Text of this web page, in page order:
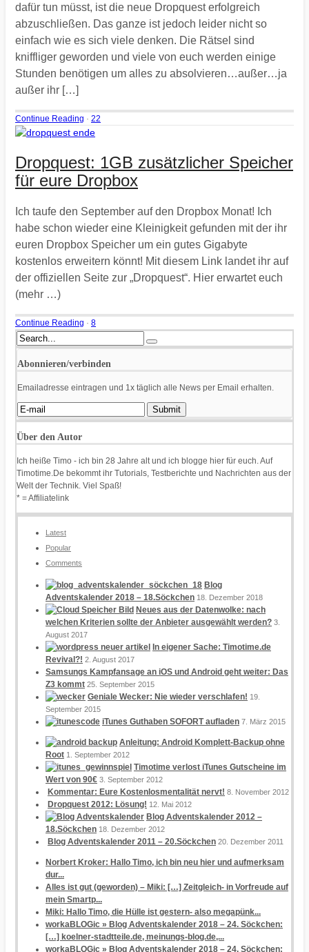
dafür tun müsst, ist die neue Dropquest erfolgreich
abzuschließen. Das ganze ist jedoch leider nicht so
einfach wie es sich viele denken. Die Rätsel sind
kniffliger geworden und viele von euch werden einige
Stunden benötigen um alles zu absolvieren…außer…ja
außer ihr […]
Continue Reading · 22
Dropquest: 1GB zusätzlicher Speicher
für eure Dropbox
Ich taufe den September auf den Dropbox Monat! Ich
habe schon wieder eine Kleinigkeit gefunden mit der ihr
euren Dropbox Speicher um ein gutes Gigabyte
kostenlos erweitern könnt! Mit diesem Link landet ihr auf
der offiziellen Seite zur „Dropquest“. Hier erwartet euch
(mehr …)
Continue Reading · 8
Abonnieren/verbinden
Emailadresse eintragen und 1x täglich alle News per Email erhalten.
Über den Autor
Ich heiße Timo - ich bin 28 Jahre alt und ich blogge hier für euch. Auf
Timotime.De bekommt ihr Tutorials, Testberichte und Nachrichten aus der
Welt der Technik. Viel Spaß!
* = Affiliatelink
Latest
Popular
Comments
Blog
Adventskalender 2018 – 18.Söckchen 18. Dezember 2018
Neues aus der Datenwolke: nach
welchen Kriterien sollte der Anbieter ausgewählt werden? 3.
August 2017
In eigener Sache: Timotime.de
Revival?! 2. August 2017
Samsungs Kampfansage an iOS und Android geht weiter: Das
Z3 kommt 25. September 2015
Geniale Wecker: Nie wieder verschlafen! 19.
September 2015
iTunes Guthaben SOFORT aufladen 7. März 2015
Anleitung: Android Komplett-Backup ohne
Root 1. September 2012
Timotime verlost iTunes Gutscheine im
Wert von 90€ 3. September 2012
Kommentar: Eure Kostenlosmentalität nervt! 8. November 2012
Dropquest 2012: Lösung! 12. Mai 2012
Blog Adventskalender 2012 –
18.Söckchen 18. Dezember 2012
Blog Adventskalender 2011 – 20.Söckchen 20. Dezember 2011
Norbert Kroker: Hallo Timo, ich bin neu hier und aufmerksam
dur...
Alles ist gut (geworden) – Miki: […] Zeitgleich- in Vorfreude auf
mein Smartp...
Miki: Hallo Timo, die Hülle ist gestern- also megapünk...
workaBLOGic » Blog Adventskalender 2018 – 24. Söckchen:
[…] koelner-stadtteile.de, meinungs-blog.de,...
workaBLOGic » Blog Adventskalender 2018 – 24. Söckchen: